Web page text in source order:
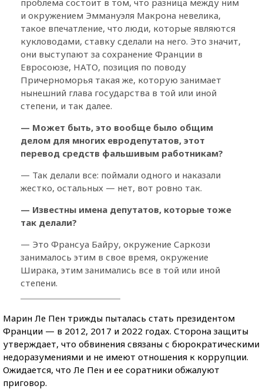
и окружением Эммануэля Макрона невелика,
такое впечатление, что люди, которые являются
кукловодами, ставку сделали на него. Это значит,
они выступают за сохранение Франции в
Евросоюзе, НАТО, позиция по поводу
Причерноморья такая же, которую занимает
нынешний глава государства в той или иной
степени, и так далее.
— Может быть, это вообще было общим
делом для многих евродепутатов, этот
перевод средств фальшивым работникам?
— Так делали все: поймали одного и наказали
жестко, остальных — нет, вот ровно так.
— Известны имена депутатов, которые тоже
так делали?
— Это Франсуа Байру, окружение Саркози
занималось этим в свое время, окружение
Ширака, этим занимались все в той или иной
степени.
Марин Ле Пен трижды пыталась стать президентом
Франции — в 2012, 2017 и 2022 годах. Сторона защиты
утверждает, что обвинения связаны с бюрократическими
недоразумениями и не имеют отношения к коррупции.
Ожидается, что Ле Пен и ее соратники обжалуют
приговор.